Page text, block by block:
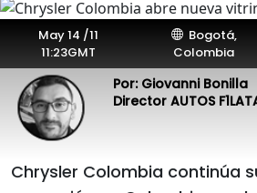
May 14 /11
11:23GMT
Bogotá,
Colombia
Por: Giovanni Bonilla
Director AUTOS
Chrysler Colombia continúa